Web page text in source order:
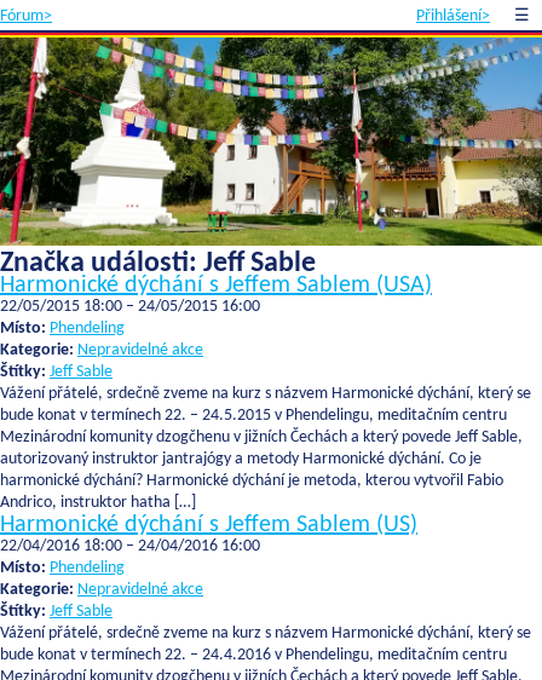
Fórum> Přihlášení> ☰
Značka události: Jeff Sable
Harmonické dýchání s Jeffem Sablem (USA)
22/05/2015 18:00 – 24/05/2015 16:00
Místo: Phendeling
Kategorie: Nepravidelné akce
Štítky: Jeff Sable
Vážení přátelé, srdečně zveme na kurz s názvem Harmonické dýchání, který se
bude konat v termínech 22. – 24.5.2015 v Phendelingu, meditačním centru
Mezinárodní komunity dzogčhenu v jižních Čechách a který povede Jeff Sable,
autorizovaný instruktor jantrajógy a metody Harmonické dýchání. Co je
harmonické dýchání? Harmonické dýchání je metoda, kterou vytvořil Fabio
Andrico, instruktor hatha […]
Harmonické dýchání s Jeffem Sablem (US)
22/04/2016 18:00 – 24/04/2016 16:00
Místo: Phendeling
Kategorie: Nepravidelné akce
Štítky: Jeff Sable
Vážení přátelé, srdečně zveme na kurz s názvem Harmonické dýchání, který se
bude konat v termínech 22. – 24.4.2016 v Phendelingu, meditačním centru